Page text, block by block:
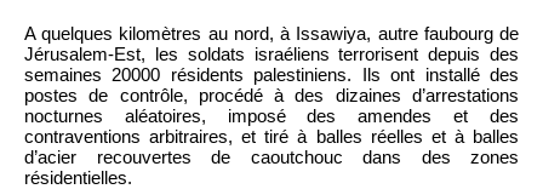
A quelques kilomètres au nord, à Issawiya, autre faubourg de
Jérusalem-Est, les soldats israéliens terrorisent depuis des
semaines 20000 résidents palestiniens. Ils ont installé des
postes de contrôle, procédé à des dizaines d’arrestations
nocturnes aléatoires, imposé des amendes et des
contraventions arbitraires, et tiré à balles réelles et à balles
d’acier recouvertes de caoutchouc dans des zones
résidentielles.